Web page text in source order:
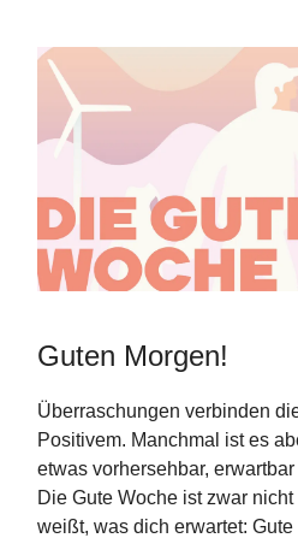
Guten Morgen!
Überraschungen verbinden
Positivem. Manchmal ist es
etwas vorhersehbar,
Die Gute Woche ist zwar
weißt, was dich erwartet: